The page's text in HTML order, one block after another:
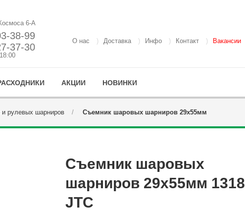
6-А
38-99
37-30
О нас Доставка Инфо Контакт Вакансии
АКЦИИ НОВИНКИ
рулевых шарниров Съемник шаровых шарниров 29х55мм
Съемник шаровых
шарниров 29х55мм 1318
JTC